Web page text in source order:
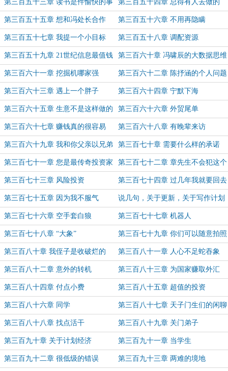
第三百五十三章 读书是件愉快的事
情
第三百五十四章 总得有人去做的
第三百五十五章 想和冯处长合作 第三百五十六章 不用再隐瞒
第三百五十七章 我提一个小目标 第三百五十八章 调配资源
第三百五十九章 21世纪信息最值钱 第三百六十章 冯啸辰的大数据思维
第三百六十一章 挖掘机哪家强 第三百六十二章 陈抒涵的个人问题
第三百六十三章 遇上一个胖子 第三百六十四章 宁默下海
第三百六十五章 生意不是这样做的 第三百六十六章 外贸尾单
第三百六十七章 赚钱真的很容易 第三百六十八章 有晚辈来访
第三百六十九章 我和你父亲以兄弟
相称
第三百七十章 需要什么样的承诺
第三百七十一章 您是最传奇投资家 第三百七十二章 章先生不会犯这个
错
第三百七十三章 风险投资 第三百七十四章 过几年我就要回去
的
第三百七十五章 因为我不服气 说几句，关于更新，关于写作计划
第三百七十六章 空手套白狼 第三百七十七章 机器人
第三百七十八章 “大象” 第三百七十九章 你们可以随意拍照
第三百八十章 我侄子是收破烂的 第三百八十一章 人心不足蛇吞象
第三百八十二章 意外的转机 第三百八十三章 为国家赚取外汇
第三百八十四章 付点小费 第三百八十五章 超值的投资
第三百八十六章 同学 第三百八十七章 天子门生们的闲聊
第三百八十八章 找点活干 第三百八十九章 关门弟子
第三百九十章 关于计划经济 第三百九十一章 当学生
第三百九十二章 很低级的错误 第三百九十三章 两难的境地